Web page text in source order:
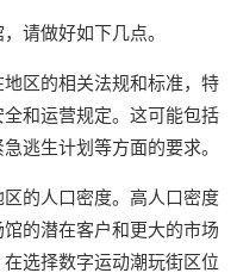
请做好如下几点。
区的相关法规和标准，特
和运营规定。这可能包括
逃生计划等方面的要求。
的人口密度。高人口密度
的潜在客户和更大的市场
选择数字运动潮玩街区位